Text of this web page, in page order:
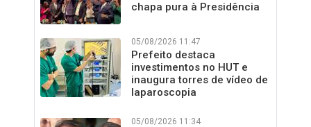
chapa pura à Presidência
05/08/2026 11:47
Prefeito destaca
investimentos no HUT e
inaugura torres de vídeo de
laparoscopia
05/08/2026 11:34